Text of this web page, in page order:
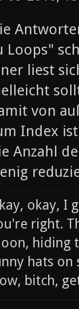
Loops"
liest
von
Index
Anzahl
okay, I
right.
hiding
hats on
bitch,